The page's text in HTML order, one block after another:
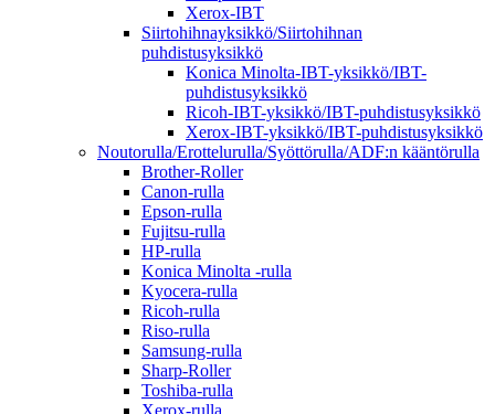
Xerox-IBT
Siirtohihnayksikkö/Siirtohihnan
puhdistusyksikkö
Konica Minolta-IBT-yksikkö/IBT-
puhdistusyksikkö
Ricoh-IBT-yksikkö/IBT-puhdistusyksikkö
Xerox-IBT-yksikkö/IBT-puhdistusyksikkö
Noutorulla/Erottelurulla/Syöttörulla/ADF:n kääntörulla
Brother-Roller
Canon-rulla
Epson-rulla
Fujitsu-rulla
HP-rulla
Konica Minolta -rulla
Kyocera-rulla
Ricoh-rulla
Riso-rulla
Samsung-rulla
Sharp-Roller
Toshiba-rulla
Xerox-rulla